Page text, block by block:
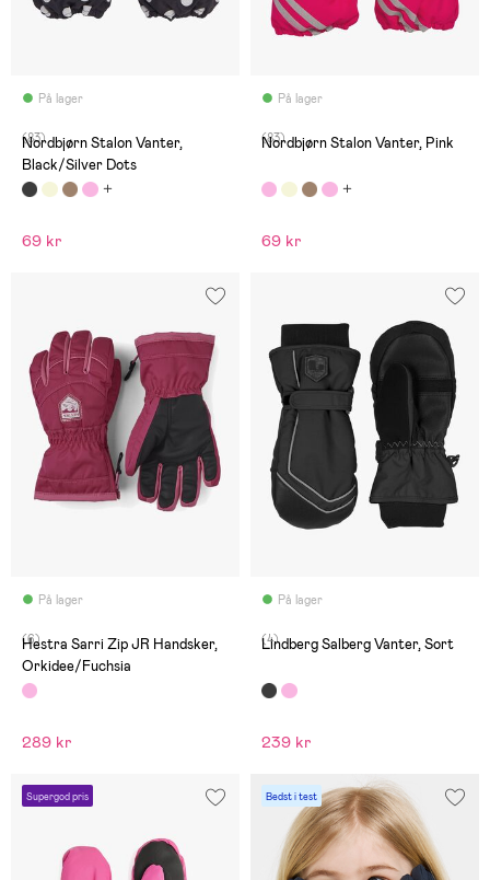
På lager
(83)
Nordbjørn Stalon Vanter,
Black/Silver Dots
69 kr
På lager
(83)
Nordbjørn Stalon Vanter, Pink
69 kr
På lager
(6)
Hestra Sarri Zip JR Handsker,
Orkidee/Fuchsia
289 kr
På lager
(4)
Lindberg Salberg Vanter, Sort
239 kr
Supergod pris Bedst i test